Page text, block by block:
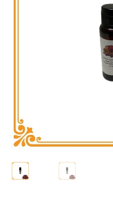
Manteiga
Óleos